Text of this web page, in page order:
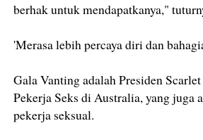
berhak untuk mendapatkanya,"
'Merasa lebih percaya diri dan
Gala Vanting adalah Presiden
Pekerja Seks di Australia, yang juga
pekerja seksual.